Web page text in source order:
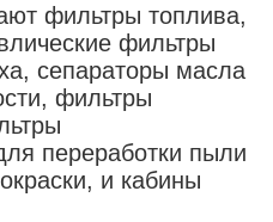
фильтры топлива,
фильтры
сепараторы масла
фильтры
переработки пыли
и кабины